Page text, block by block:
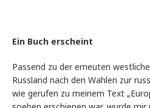
Ein Buch erscheint
Passend zu der erneuten
Russland nach den Wahlen zur
wie gerufen zu meinem Text